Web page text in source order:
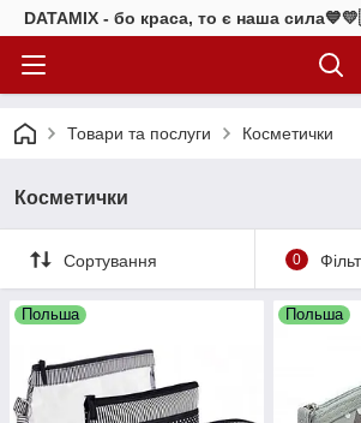
DATAMIX - бо краcа, то є наша
Товари та послуги Косметички
Косметички
Сортування 0
Польша Польша